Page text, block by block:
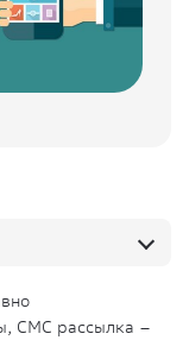
СМС рассылка –